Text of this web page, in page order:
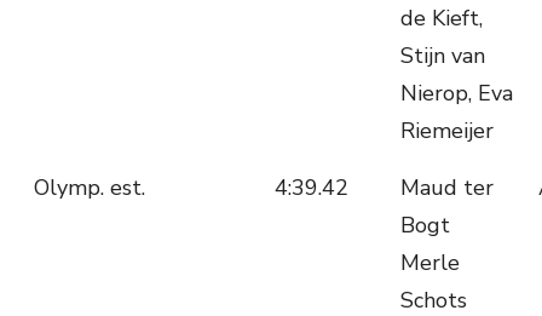
de Kieft,
Stijn van
Nierop, Eva
Riemeijer
Olymp. est. 4:39.42
Maud ter
Bogt
Merle
Schots